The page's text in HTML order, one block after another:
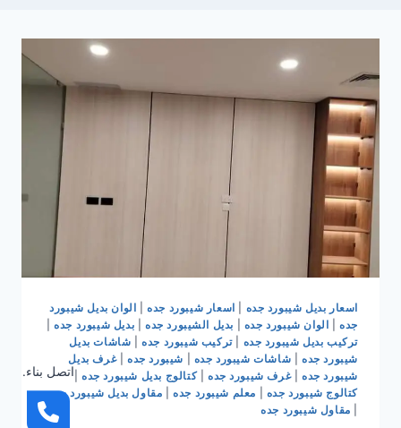
اسعار بديل شيبورد جده اسعار شيبورد جده| الوان بديل شيبورد
جده| الوان شيبورد جده بديل الشيبورد جده بديل شيبورد جده|
تركيب بديل شيبورد جده |تركيب شيبورد جده| شاشات بديل
شيبورد جده| شاشات شيبورد جده شيبورد جده |غرف بديل
شيبورد جده|غرف شيبورد جده |كتالوج بديل شيبورد جده|
كتالوج شيبورد جده
معلم شيبورد جده| مقاول بديل شيبورد جده
مقاول شيبورد جده
اتصل بناء.